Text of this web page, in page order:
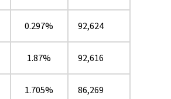
0.297% 92,624
1.87% 92,616
1.705% 86,269